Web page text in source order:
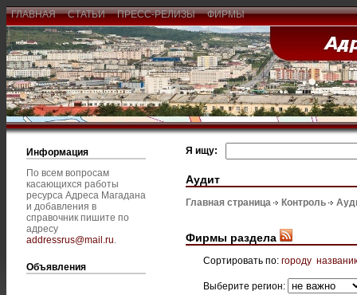
ГЛАВНАЯ СТАТЬИ ПРЕСС-РЕЛИЗЫ ФИРМЫ
Информация
По всем вопросам
касающихся работы
ресурса Адреса Магадана
и добавления в
справочник пишите по
адресу
addressrus@mail.ru.
Объявления
Я ищу:
Аудит
Главная страница Контроль
Фирмы раздела
Сортировать по: городу
Выберите регион: